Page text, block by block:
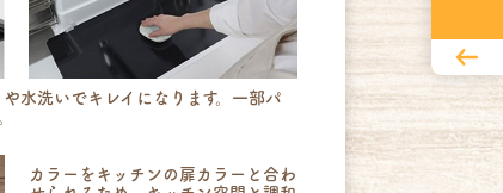
水洗いでキレイになります。一部パ
カラーをキッチンの扉カラーと合わ